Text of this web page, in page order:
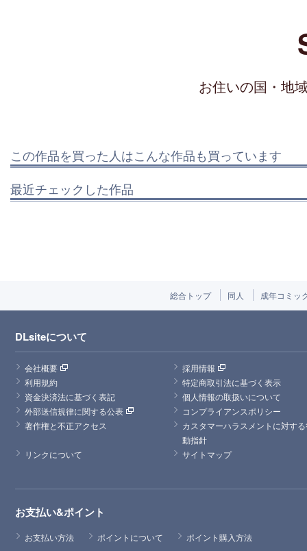
お住いの国・地
この作品を買った人はこんな作品も買っています
最近チェックした作品
総合トップ 同人 成年コミッ
DLsiteについて
会社概要
採用情報
利用規約
特定商取引法に基づく表示
資金決済法に基づく表記
個人情報の取扱いについて
外部送信規律に関する公表
コンプライアンスポリシー
著作権と不正アクセス
カスタマーハラスメントに対す
動指針
リンクについて
サイトマップ
お支払い&ポイント
お支払い方法 ポイントについて ポイント購入方法